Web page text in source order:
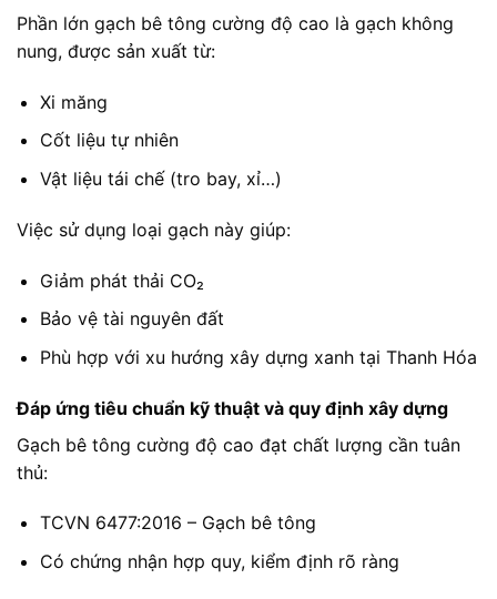
Phần lớn gạch bê tông cường độ cao là gạch không
nung, được sản xuất từ:
Xi măng
Cốt liệu tự nhiên
Vật liệu tái chế (tro bay, xỉ…)
Việc sử dụng loại gạch này giúp:
Giảm phát thải CO₂
Bảo vệ tài nguyên đất
Phù hợp với xu hướng xây dựng xanh tại Thanh Hóa
Đáp ứng tiêu chuẩn kỹ thuật và quy định xây dựng
Gạch bê tông cường độ cao đạt chất lượng cần tuân
thủ:
TCVN 6477:2016 – Gạch bê tông
Có chứng nhận hợp quy, kiểm định rõ ràng